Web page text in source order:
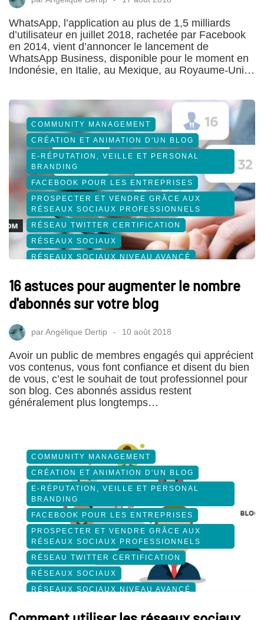
WhatsApp, l’application au plus de 1,5 milliards
d’utilisateur en juillet 2018, rachetée par Facebook
en 2014, vient d’annoncer le lancement de
WhatsApp Business, disponible pour le moment en
Indonésie, en Italie, au Mexique, au Royaume-Uni…
COMMUNITY MANAGEMENT
CRÉATION ET ANIMATION D'UN BLOG
E-RÉPUTATION, VEILLE ET PERSONAL
BRANDING
FACEBOOK POUR LES ENTREPRISES
PROSPECTER ET VENDRE GRÂCE AUX
RÉSEAUX SOCIAUX PROFESSIONNELS
RÉSEAU TWITTER CERTIFICATION
RÉSEAUX SOCIAUX
RÉSEAUX SOCIAUX NIVEAU AVANCÉ
16 astuces pour augmenter le nombre
d'abonnés sur votre blog
parAngélique Dertip 10 août 2018
Avoir un public de membres engagés qui apprécient
vos contenus, vous font confiance et disent du bien
de vous, c’est le souhait de tout professionnel pour
son blog. Ces abonnés assidus restent
généralement plus longtemps…
COMMUNITY MANAGEMENT
CRÉATION ET ANIMATION D'UN BLOG
E-RÉPUTATION, VEILLE ET PERSONAL
BRANDING
FACEBOOK POUR LES ENTREPRISES
PROSPECTER ET VENDRE GRÂCE AUX
RÉSEAUX SOCIAUX PROFESSIONNELS
RÉSEAU TWITTER CERTIFICATION
RÉSEAUX SOCIAUX
RÉSEAUX SOCIAUX NIVEAU AVANCÉ